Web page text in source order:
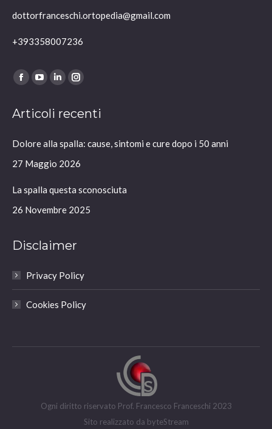
dottorfranceschi.ortopedia@gmail.com
+393358007236
Ci puoi trovare su:
Facebook
opens
new
window
YouTube
opens
new
window
Linkedin
opens
new
window
Instagram
opens
new
window
Articoli recenti
Dolore alla spalla: cause, sintomi e cure dopo i 50 anni
27 Maggio 2026
La spalla questa sconosciuta
26 Novembre 2025
Disclaimer
Privacy Policy
Cookies Policy
Ogni diritto riservato Prof. Francesco Franceschi 2023
Sito realizzato da byteStream